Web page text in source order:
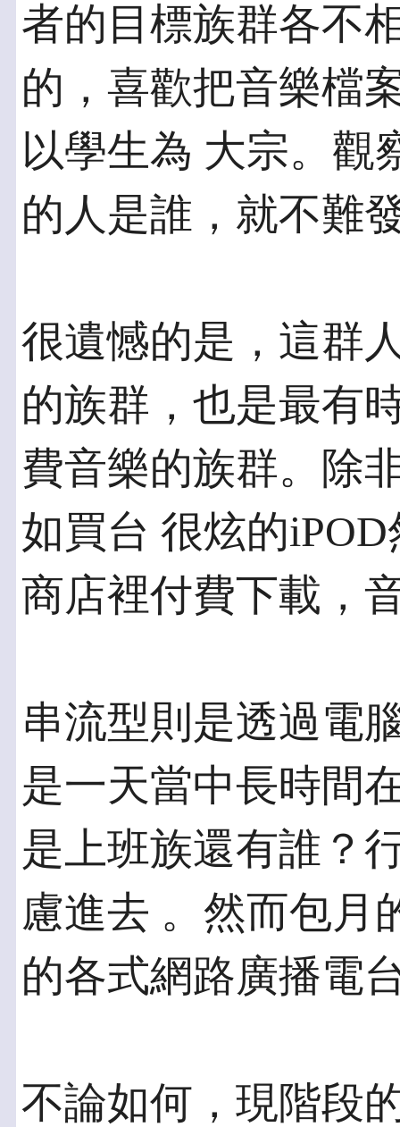
者的目標族群各不
的，喜歡把音樂檔
以學生為 大宗。觀
的人是誰，就不難
很遺憾的是，這群
的族群，也是最有
費音樂的族群。除
如買台 很炫的
商店裡付費下載，
串流型則是透過電
是一天當中長時間
是上班族還有誰？
慮進去 。然而包月
的各式網路廣播電
不論如何，現階段